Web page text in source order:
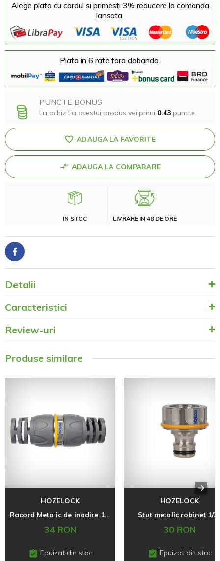
Alege plata cu cardul si primesti 3% reducere la comanda
lansata.
Plata in 6 rate fara dobanda.
PUNCTE BONUS
La achizitia acestui produs vei primi 0.43 puncte
ADAUGA LA FAVORITE
ADAUGA LA COMPARARE
IN STOC LIVRARE IN 48 DE ORE
Detalii
Caracteristici
Review-uri
Produse similare
HOZELOCK
Racord Metalic de inadire 12,5 mm (1/2'')
34 RON
Epuizat din stoc
HOZELOCK
Stut metalic robinet 1/
30 RON
Epuizat din stoc